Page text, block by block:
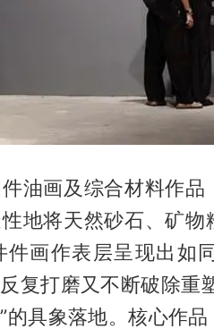
油画及综合材料作
地将天然砂石、矿
件画作表层呈现出如
复打磨又不断破除重
的具象落地。核心作